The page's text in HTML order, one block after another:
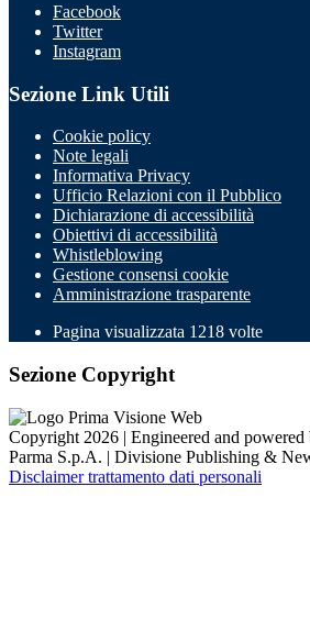
Facebook
Twitter
Instagram
Sezione Link Utili
Cookie policy
Note legali
Informativa Privacy
Ufficio Relazioni con il Pubblico
Dichiarazione di accessibilità
Obiettivi di accessibilità
Whistleblowing
Gestione consensi cookie
Amministrazione trasparente
Pagina visualizzata 1218 volte
Sezione Copyright
Copyright 2026 | Engineered and
Parma S.p.A. | Divisione Publishing &
Disclaimer trattamento dati personali